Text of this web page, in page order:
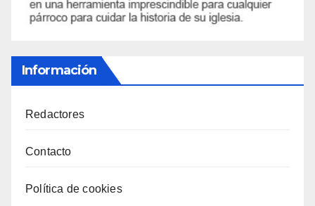
Información
Redactores
Contacto
Política de cookies